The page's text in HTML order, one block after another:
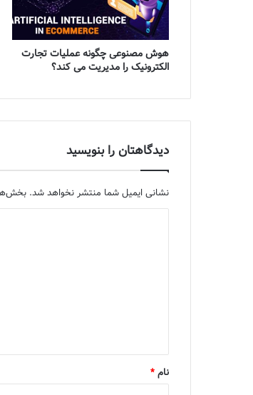
هوش مصنوعی چگونه عملیات تجارت
الکترونیک را مدیریت می کند؟
دیدگاهتان را بنویسید
نشانی ایمیل شما منتشر نخواهد شد.
نام*